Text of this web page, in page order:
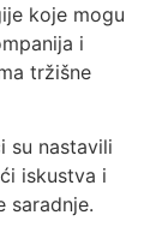
koje mogu
i
tržišne
su nastavili
iskustva i
saradnje.